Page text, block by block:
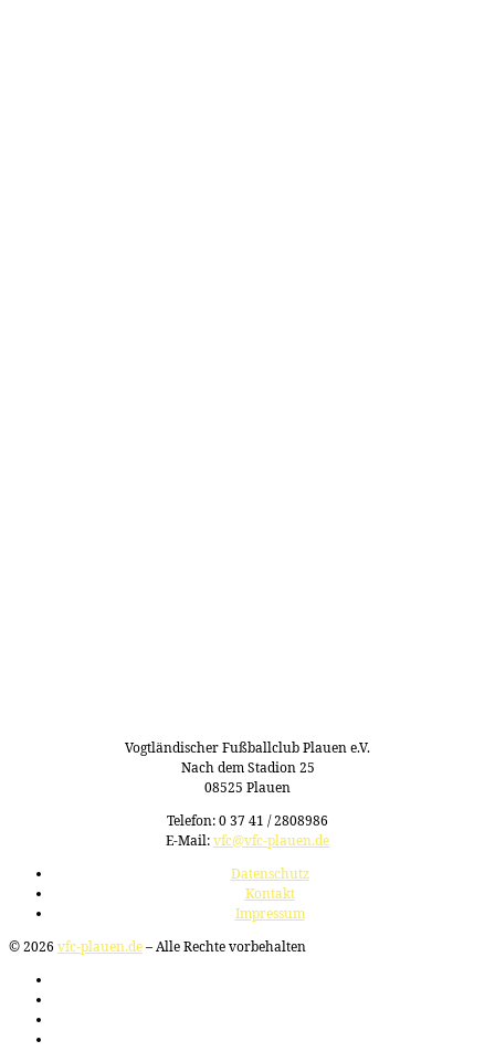
Vogtländischer Fußballclub Plauen e.V.
Nach dem Stadion 25
08525 Plauen
Telefon: 0 37 41 / 2808986
E-Mail:vfc@vfc-plauen.de
Datenschutz
Kontakt
Impressum
© 2026 vfc-plauen.de– Alle Rechte vorbehalten